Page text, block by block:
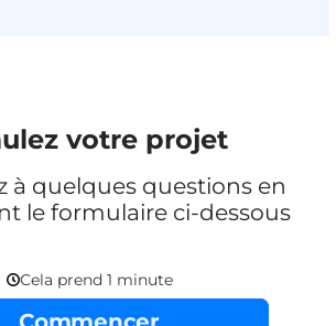
votre projet
à quelques questions en
le formulaire ci-dessous